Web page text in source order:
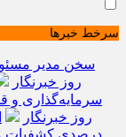
سرخط خبرها
سخن مدیر
روز خبرنگار
سرمایه‌گذاری و
روز خبرنگار